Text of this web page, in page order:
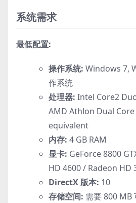
系统需求
最低配置:
操作系统: Windows 7,
作系统
处理器: Intel Core2
AMD Athlon Dual
equivalent
内存: 4 GB RAM
显卡: GeForce 8800
HD 4600 / Radeon HD
DirectX 版本: 10
存储空间: 需要 800 MB